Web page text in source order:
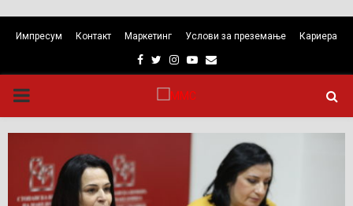
Импресум Контакт Маркетинг Услови за преземање Кариера
Facebook
TwitterInstagram
Youtube
Email
PRIMARY
MENU